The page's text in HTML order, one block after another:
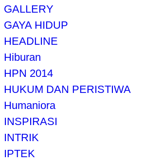
GALLERY
GAYA HIDUP
HEADLINE
Hiburan
HPN 2014
HUKUM DAN PERISTIWA
Humaniora
INSPIRASI
INTRIK
IPTEK